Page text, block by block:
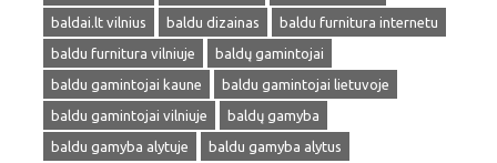
baldai.lt vilnius
baldu dizainas
baldu furnitura internetu
baldu furnitura vilniuje
baldų gamintojai
baldu gamintojai kaune
baldu gamintojai lietuvoje
baldu gamintojai vilniuje
baldų gamyba
baldu gamyba alytuje
baldu gamyba alytus